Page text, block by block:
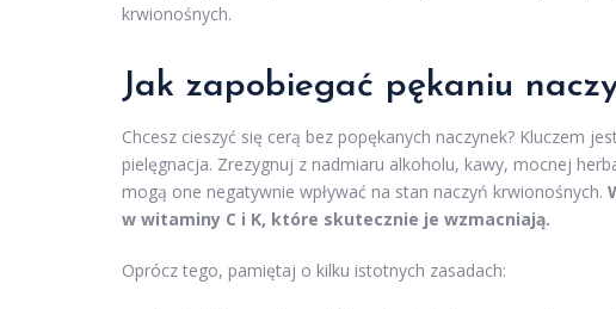
krwionośnych.
Jak zapobiegać pękaniu
Chcesz cieszyć się cerą bez popękanych naczynek? Kluczem
pielęgnacja. Zrezygnuj z nadmiaru alkoholu, kawy, mocnej
mogą one negatywnie wpływać na stan naczyń krwionośnych.
w witaminy C i K, które skutecznie je wzmacniają.
Oprócz tego, pamiętaj o kilku istotnych zasadach: